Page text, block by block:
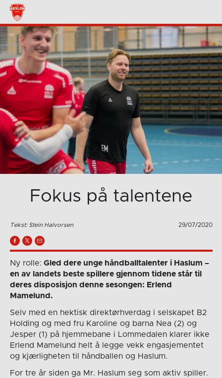
Fokus på talentene
Tekst: Stein Halvorsen 29/07/2020
Ny rolle: Gled dere unge håndballtalenter i Haslum –
en av landets beste spillere gjennom tidene står til
deres disposisjon denne sesongen: Erlend
Mamelund.
Selv med en hektisk direktørhverdag i selskapet B2
Holding og med fru Karoline og barna Nea (2) og
Jesper (1) på hjemmebane i Lommedalen klarer ikke
Erlend Mamelund helt å legge vekk engasjementet
og kjærligheten til håndballen og Haslum.
For tre år siden ga Mr. Haslum seg som aktiv spiller.